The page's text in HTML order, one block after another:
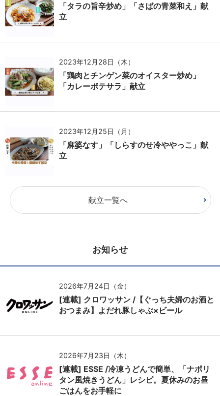
「タラの旨辛炒め」「さばの青菜和え」献
立
2023年12月28日（木）
「鶏肉とチンゲン菜のオイスター炒め」
「カレーポテサラ」献立
2023年12月25日（月）
「麻婆なす」「しらすのせ冷ややっこ」献
立
献立一覧へ
お知らせ
2026年7月24日（金）
[連載] クロワッサン /【ぐっち夫婦のお酒と
おつまみ】よだれ豚しゃぶ×ビール
2026年7月23日（木）
[連載] ESSE /冷凍うどんで簡単、「ナポリ
タン風焼きうどん」レシピ。夏休みのお昼
ごはんをお手軽に